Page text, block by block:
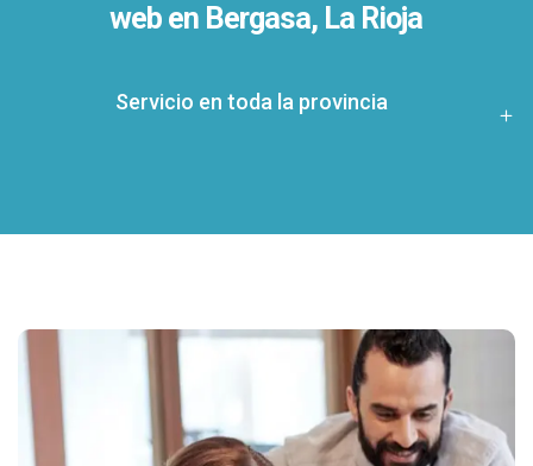
web en Bergasa, La Rioja
Servicio en toda la provincia